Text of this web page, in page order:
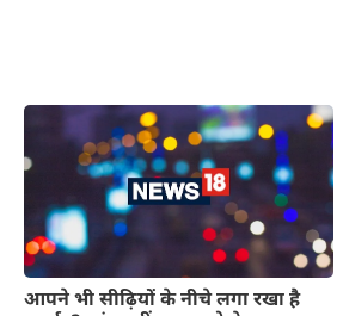
आपने भी सीढ़ियों के नीचे लगा रखा है